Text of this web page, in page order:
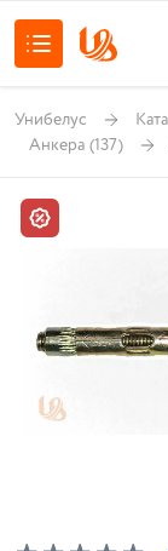
Унибелус
Анкера (137)